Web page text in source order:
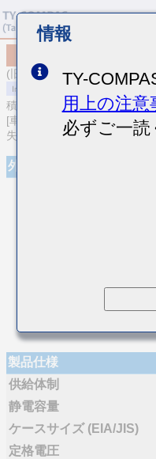
(旧品番 QVS107CG360JCHT)
積層セラミックコンデンサ
[車載ボディ/インフォ＆高信
失中高耐圧積層セラミックコ
外観
製品仕様
供給体制
静電容量
ケースサイズ (EIA/JIS)
定格電圧
情報
TY-
用上の注意
必ずご一読